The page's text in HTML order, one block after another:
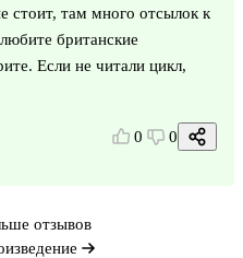
стоит, там много отсылок к
британские
Если не читали цикл,
0 0
отзывов